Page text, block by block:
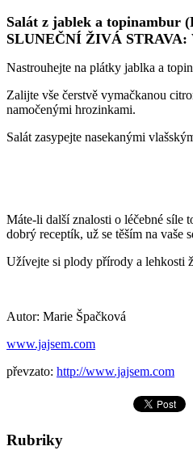
Salát z jablek a topinambur
SLUNEČNÍ ŽIVÁ STRAVA:
Nastrouhejte na plátky jablka a
Zalijte vše čerstvě vymačkanou
namočenými hrozinkami.
Salát zasypejte nasekanými
Máte-li další znalosti o léčebné síle
dobrý receptík, už se těším na vaše
Užívejte si plody přírody a lehkosti
Autor: Marie Špačková
www.jajsem.com
převzato: http://www.jajsem.com
Rubriky